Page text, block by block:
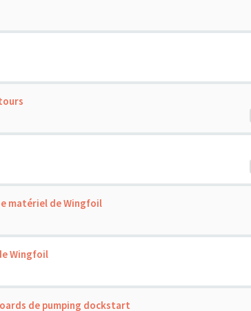
matériel de Wingfoil
Wingfoil
de pumping dockstart